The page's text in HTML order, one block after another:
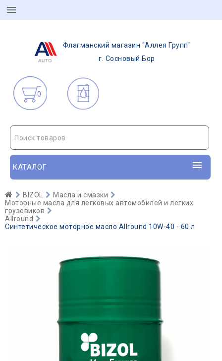
Флагманский магазин "Аллея Групп"
г. Сосновый Бор
0
Поиск товаров
КАТАЛОГ
BIZOL
Масла и смазки
Моторные масла для легковых автомобилей и легких
грузовиков
Allround
Синтетическое моторное масло Allround 10W-40 - 60 л